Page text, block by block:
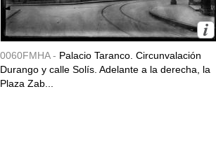
0060FMHA - Palacio Taranco. Circunvalación
Durango y calle Solís. Adelante a la derecha, la
Plaza Zab...